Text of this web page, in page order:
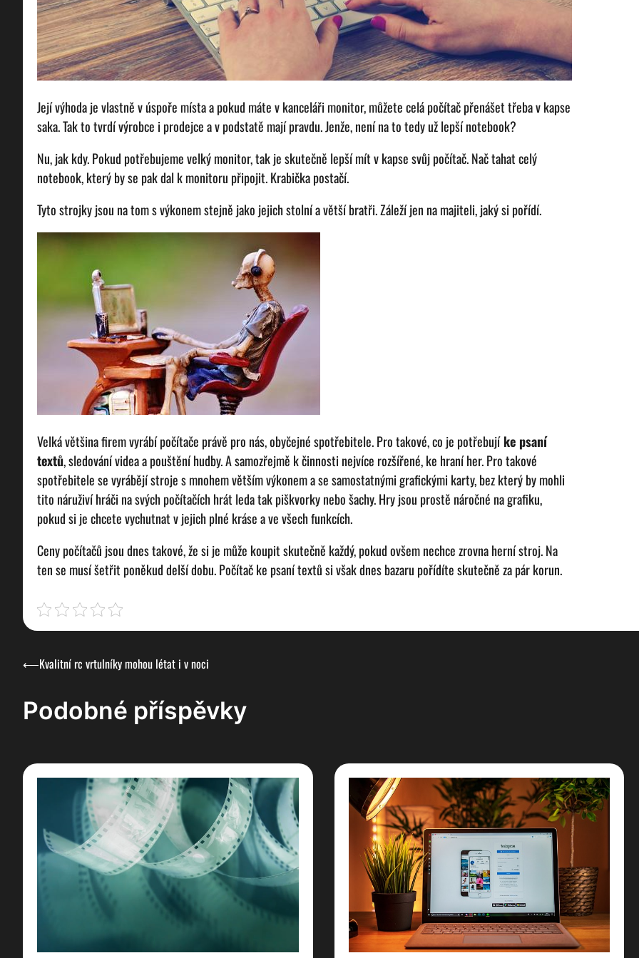
Její výhoda je vlastně v úspoře místa a pokud máte v kanceláři monitor, můžete celá počítač přenášet třeba v kapse
saka. Tak to tvrdí výrobce i prodejce a v podstatě mají pravdu. Jenže, není na to tedy už lepší notebook?
Nu, jak kdy. Pokud potřebujeme velký monitor, tak je skutečně lepší mít v kapse svůj počítač. Nač tahat celý
notebook, který by se pak dal k monitoru připojit. Krabička postačí.
Tyto strojky jsou na tom s výkonem stejně jako jejich stolní a větší bratři. Záleží jen na majiteli, jaký si pořídí.
Velká většina firem vyrábí počítače právě pro nás, obyčejné spotřebitele. Pro takové, co je potřebujíke psaní
textů, sledování videa a pouštění hudby. A samozřejmě k činnosti nejvíce rozšířené, ke hraní her. Pro takové
spotřebitele se vyrábějí stroje s mnohem větším výkonem a se samostatnými grafickými karty, bez který by mohli
tito náruživí hráči na svých počítačích hrát leda tak piškvorky nebo šachy. Hry jsou prostě náročné na grafiku,
pokud si je chcete vychutnat v jejich plné kráse a ve všech funkcích.
Ceny počítačů jsou dnes takové, že si je může koupit skutečně každý, pokud ovšem nechce zrovna herní stroj. Na
ten se musí šetřit poněkud delší dobu. Počítač ke psaní textů si však dnes bazaru pořídíte skutečně za pár korun.
Navigace
příspěvek
⟵Kvalitní rc vrtulníky mohou létat i v noci
Podobné příspěvky